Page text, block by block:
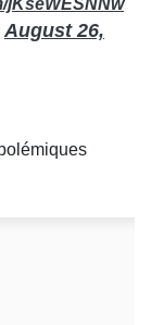
jKseWESNNw
August 26,